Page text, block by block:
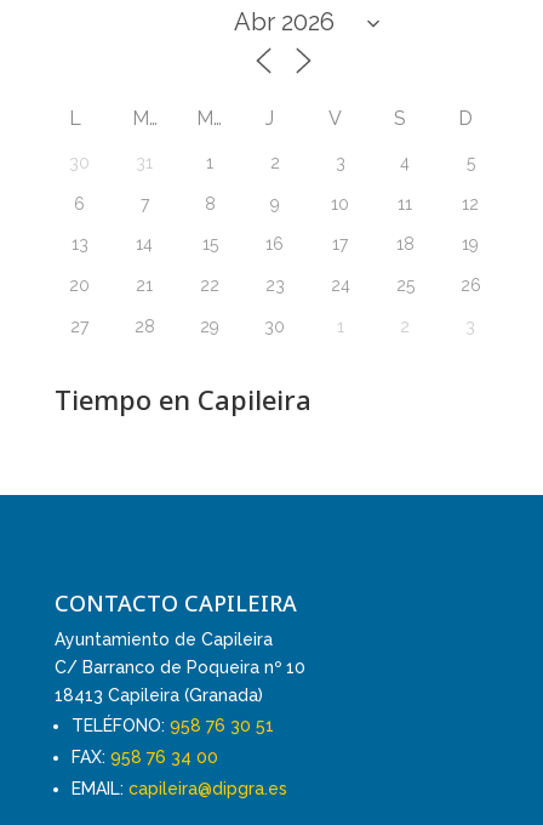
L M M J V S D
30 31 1 2 3 4 5
6 7 8 9 10 11 12
13 14 15 16 17 18 19
20 21 22 23 24 25 26
27 28 29 30 1 2 3
Tiempo en Capileira
CONTACTO CAPILEIRA
Ayuntamiento de Capileira
C/ Barranco de Poqueira nº 10
18413 Capileira (Granada)
TELÉFONO: 958 76 30 51
FAX: 958 76 34 00
EMAIL: capileira@dipgra.es